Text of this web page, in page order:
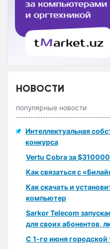
НОВОСТИ
популярные новости
Интеллектуальная
конкурса
Vertu Cobra за $310000
Как связаться с
Как скачать и
компьютер
Sarkor Telecom
для своих абонентов,
С 1-го июня